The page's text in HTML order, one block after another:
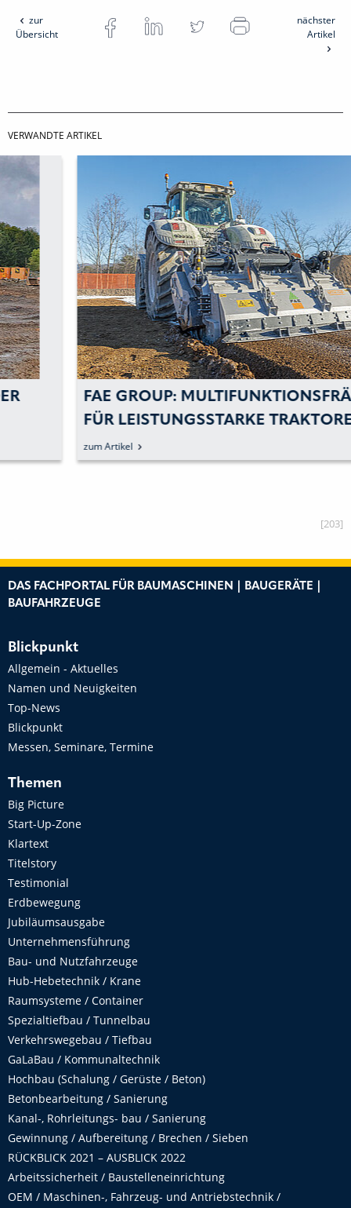
zur
Übersicht
nächster
Artikel
VERWANDTE ARTIKEL
FAE GROUP: MULTIFUNKTIONSFRÄSEN
FÜR LEISTUNGSSTARKE TRAKTOREN
[203]
DAS FACHPORTAL FÜR BAUMASCHINEN | BAUGERÄTE |
BAUFAHRZEUGE
Blickpunkt
Allgemein - Aktuelles
Namen und Neuigkeiten
Top-News
Blickpunkt
Messen, Seminare, Termine
Themen
Big Picture
Start-Up-Zone
Klartext
Titelstory
Testimonial
Erdbewegung
Jubiläumsausgabe
Unternehmensführung
Bau- und Nutzfahrzeuge
Hub-Hebetechnik / Krane
Raumsysteme / Container
Spezialtiefbau / Tunnelbau
Verkehrswegebau / Tiefbau
GaLaBau / Kommunaltechnik
Hochbau (Schalung / Gerüste / Beton)
Betonbearbeitung / Sanierung
Kanal-, Rohrleitungs- bau / Sanierung
Gewinnung / Aufbereitung / Brechen / Sieben
RÜCKBLICK 2021 – AUSBLICK 2022
Arbeitssicherheit / Baustelleneinrichtung
OEM / Maschinen-, Fahrzeug- und Antriebstechnik /